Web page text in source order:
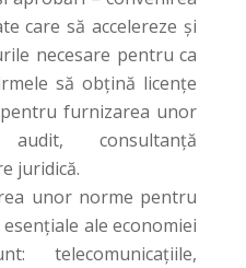
care să accelereze și
necesare pentru ca
să obțină licențe
furnizarea unor
consultanță
juridică.
unor norme pentru
ale economiei
telecomunicațiile,